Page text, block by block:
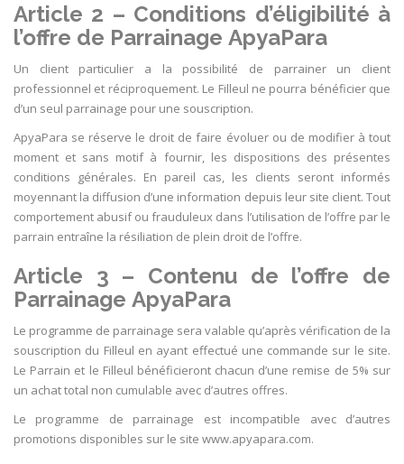
Article 2 – Conditions d’éligibilité à
l’offre de Parrainage ApyaPara
Un client particulier a la possibilité de parrainer un client
professionnel et réciproquement. Le Filleul ne pourra bénéficier que
d’un seul parrainage pour une souscription.
ApyaPara se réserve le droit de faire évoluer ou de modifier à tout
moment et sans motif à fournir, les dispositions des présentes
conditions générales. En pareil cas, les clients seront informés
moyennant la diffusion d’une information depuis leur site client. Tout
comportement abusif ou frauduleux dans l’utilisation de l’offre par le
parrain entraîne la résiliation de plein droit de l’offre.
Article 3 – Contenu de l’offre de
Parrainage ApyaPara
Le programme de parrainage sera valable qu’après vérification de la
souscription du Filleul en ayant effectué une commande sur le site.
Le Parrain et le Filleul bénéficieront chacun d’une remise de 5% sur
un achat total non cumulable avec d’autres offres.
Le programme de parrainage est incompatible avec d’autres
promotions disponibles sur le site www.apyapara.com.